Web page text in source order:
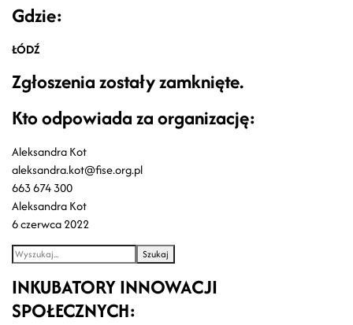
Gdzie:
ŁÓDŹ
Zgłoszenia zostały zamknięte.
Kto odpowiada za organizację:
Aleksandra Kot
aleksandra.kot@fise.org.pl
663 674 300
Aleksandra Kot
6 czerwca 2022
Szukaj
INKUBATORY INNOWACJI
SPOŁECZNYCH: